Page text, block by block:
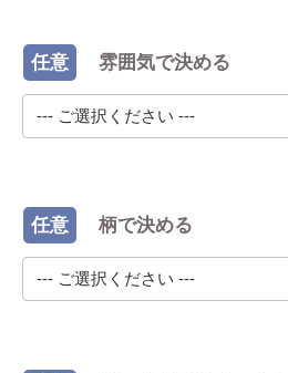
任意 雰囲気で決める
任意 柄で決める